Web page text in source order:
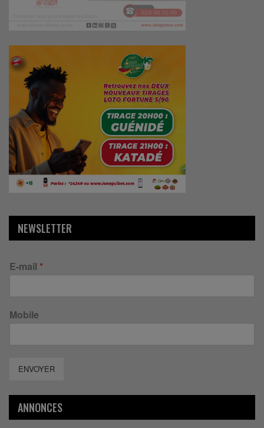
NEWSLETTER
E-mail *
Mobile
ENVOYER
ANNONCES